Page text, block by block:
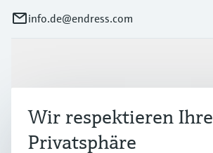
info.de@endress.com
Branchen
Wir respektieren Ihre
Privatsphäre